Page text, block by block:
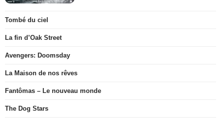
Tombé du ciel
La fin d’Oak Street
Avengers: Doomsday
La Maison de nos rêves
Fantômas – Le nouveau monde
The Dog Stars